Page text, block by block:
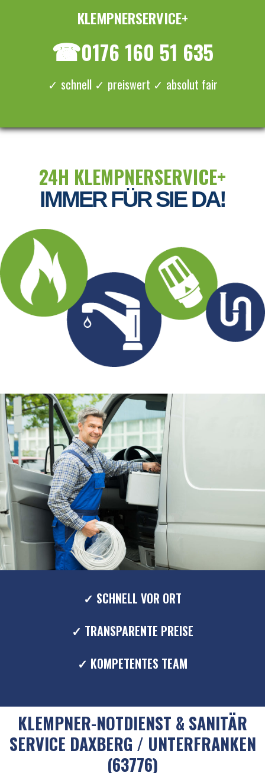
KLEMPNERSERVICE+
☎0176 160 51 635
✓ schnell ✓ preiswert ✓ absolut fair
24H KLEMPNERSERVICE+
IMMER FÜR SIE DA!
✓ SCHNELL VOR ORT
✓ TRANSPARENTE PREISE
✓ KOMPETENTES TEAM
KLEMPNER-NOTDIENST & SANITÄR
SERVICE DAXBERG / UNTERFRANKEN
(63776)